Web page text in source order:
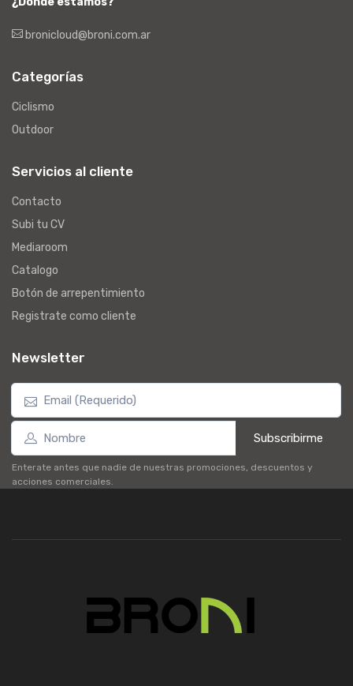
bronicloud@broni.com.ar
Categorías
Ciclismo
Outdoor
Servicios al cliente
Contacto
Subi tu CV
Mediaroom
Catalogo
Botón de arrepentimiento
Registrate como cliente
Newsletter
Subscribirme
Enterate antes que nadie de nuestras promociones, descuentos y
acciones comerciales.